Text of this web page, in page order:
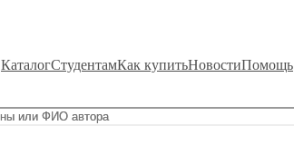
КаталогСтудентамКак купитьНовостиПомощь